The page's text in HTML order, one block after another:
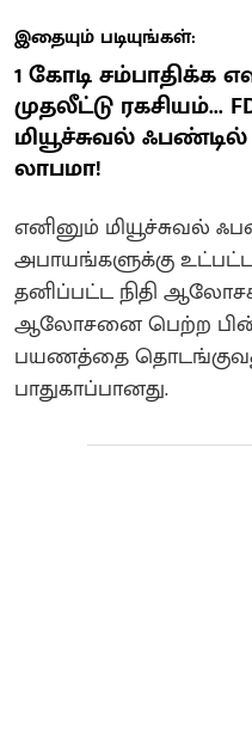
இதையும் படியுங்கள்:
1 கோடி சம்பாதிக்க
முதலீட்டு ரகசியம்...
மியூச்சுவல்
லாபமா!
எனினும் மியூச்சுவல்
அபாயங்களுக்கு
தனிப்பட்ட நிதி
ஆலோசனை பெற்ற பின்
பயணத்தை
பாதுகாப்பானது.